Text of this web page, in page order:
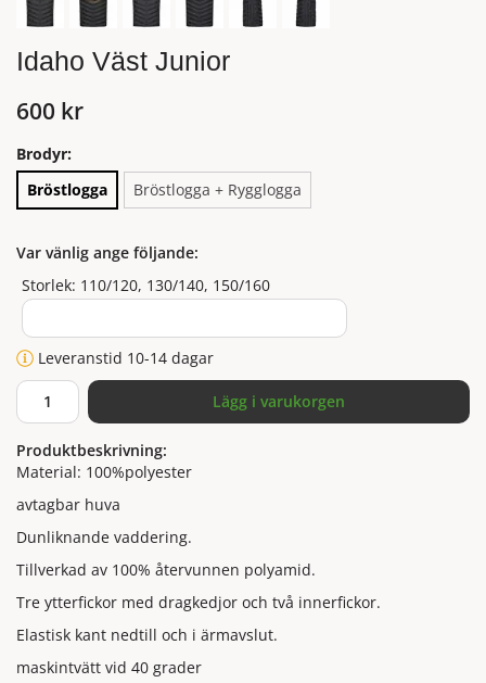
Idaho Väst Junior
600 kr
Brodyr:
Bröstlogga
Bröstlogga + Rygglogga
Var vänlig ange följande:
Storlek: 110/120, 130/140, 150/160
Leveranstid 10-14 dagar
Lägg i varukorgen
Produktbeskrivning:
Material: 100%polyester
avtagbar huva
Dunliknande vaddering.
Tillverkad av 100% återvunnen polyamid.
Tre ytterfickor med dragkedjor och två innerfickor.
Elastisk kant nedtill och i ärmavslut.
maskintvätt vid 40 grader